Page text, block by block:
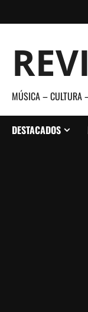
al
MÚSICA – CULTURA
DESTACADOS